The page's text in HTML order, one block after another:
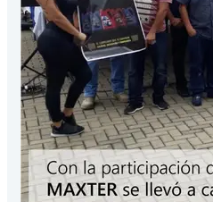
Presentación
3.78Lts
VER PRODUCTO